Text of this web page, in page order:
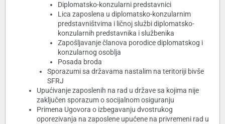
Diplomatsko-konzularni predstavnici
Lica zaposlena u diplomatsko-konzularnim
predstavništvima i ličnoj službi diplomatsko-
konzularnih predstavnika i službenika
Zapošljavanje članova porodice diplomatskog i
konzularnog osoblja
Posada broda
Sporazumi sa državama nastalim na teritoriji bivše
SFRJ
Upućivanje zaposlenih na rad u države sa kojima nije
zaključen sporazum o socijalnom osiguranju
Primena Ugovora o izbegavanju dvostrukog
oporezivanja na zaposlene upućene na privremeni rad u